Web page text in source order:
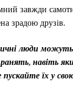
завжди
зрадою друзів.
люди
навіть
їх у